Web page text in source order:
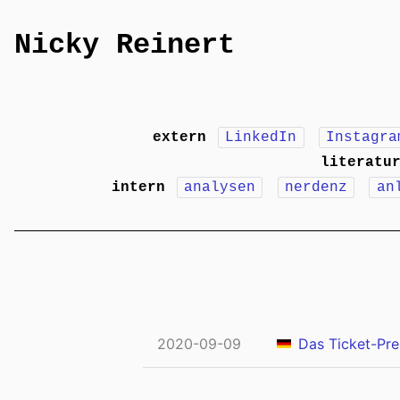
Nicky Reinert
extern LinkedIn
intern
analysen nerdenz
2020-09-09 Das Ticket-